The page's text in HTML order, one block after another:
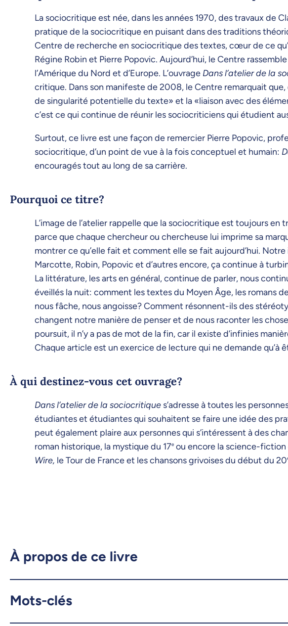
La sociocritique est née, dans les années 1970, des travaux de
pratique de la sociocritique en puisant dans des traditions
Centre de recherche en sociocritique des textes, cœur de ce
Régine Robin et Pierre Popovic. Aujourd’hui, le Centre
l’Amérique du Nord et d’Europe. L’ouvrage Dans l’atelier de la
critique. Dans son manifeste de 2008, le Centre remarquait
de singularité potentielle du texte» et la «liaison avec des
c’est ce qui continue de réunir les sociocriticiens qui étudient
Surtout, ce livre est une façon de remercier Pierre Popovic,
sociocritique, d’un point de vue à la fois conceptuel et humain:
encouragés tout au long de sa carrière.
Pourquoi ce titre?
L’image de l’atelier rappelle que la sociocritique est toujours
parce que chaque chercheur ou chercheuse lui imprime sa
montrer ce qu’elle fait et comment elle se fait aujourd’hui.
Marcotte, Robin, Popovic et d’autres encore, ça continue à
La littérature, les arts en général, continue de parler, nous
éveillés la nuit: comment les textes du Moyen Âge, les romans
nous fâche, nous angoisse? Comment résonnent-ils des
changent notre manière de penser et de nous raconter les
poursuit, il n’y a pas de mot de la fin, car il existe d’infinies
Chaque article est un exercice de lecture qui ne demande qu’à
À qui destinez-vous cet ouvrage?
Dans l’atelier de la sociocritique s’adresse à toutes les
étudiantes et étudiantes qui souhaitent se faire une idée des
peut également plaire aux personnes qui s’intéressent à des
roman historique, la mystique du 17e ou encore la science-fiction
Wire, le Tour de France et les chansons grivoises du début du 20
À propos de ce livre
Mots-clés